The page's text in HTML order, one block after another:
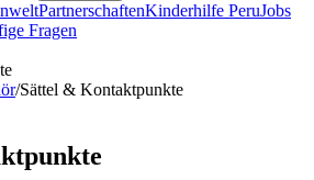
PartnerschaftenKinderhilfe PeruJobs
Fragen
/Sättel & Kontaktpunkte